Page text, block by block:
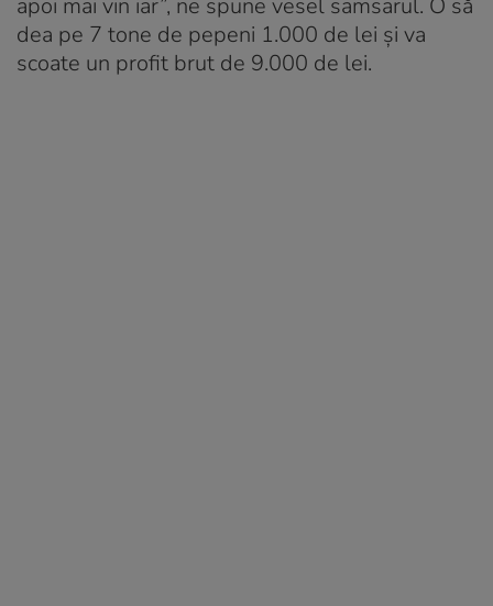
dea pe 7 tone de pepeni 1.000 de lei și va
scoate un profit brut de 9.000 de lei.